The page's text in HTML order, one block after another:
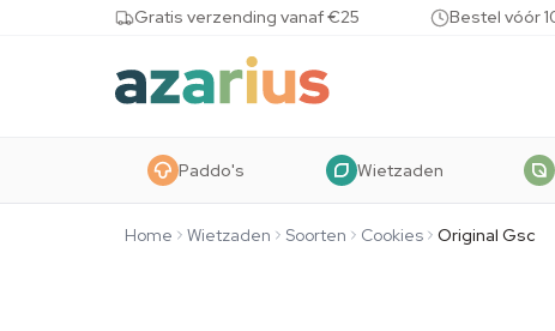
Skip to content Gratis verzending vanaf €25 Bestel vóór
Paddo's Wietzaden
Home Wietzaden Soorten Cookies Original Gsc